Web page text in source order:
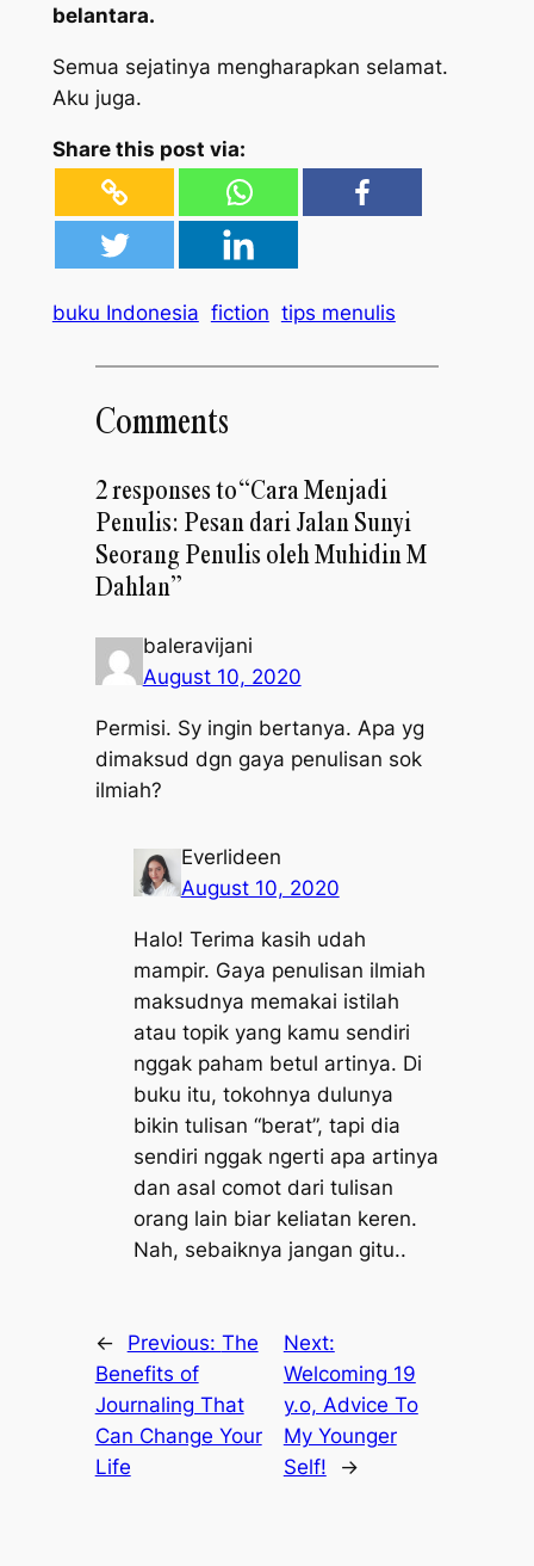
belantara.
Semua sejatinya mengharapkan selamat.
Aku juga.
Share this post via:
buku Indonesia fiction tips menulis
Comments
2 responses to “Cara Menjadi
Penulis: Pesan dari Jalan Sunyi
Seorang Penulis oleh Muhidin M
Dahlan”
baleravijani
August 10, 2020
Permisi. Sy ingin bertanya. Apa yg
dimaksud dgn gaya penulisan sok
ilmiah?
Everlideen
August 10, 2020
Halo! Terima kasih udah
mampir. Gaya penulisan ilmiah
maksudnya memakai istilah
atau topik yang kamu sendiri
nggak paham betul artinya. Di
buku itu, tokohnya dulunya
bikin tulisan “berat”, tapi dia
sendiri nggak ngerti apa artinya
dan asal comot dari tulisan
orang lain biar keliatan keren.
Nah, sebaiknya jangan gitu..
← Previous: The
Benefits of
Journaling That
Can Change Your
Life
Next:
Welcoming 19
y.o, Advice To
My Younger
Self!
→